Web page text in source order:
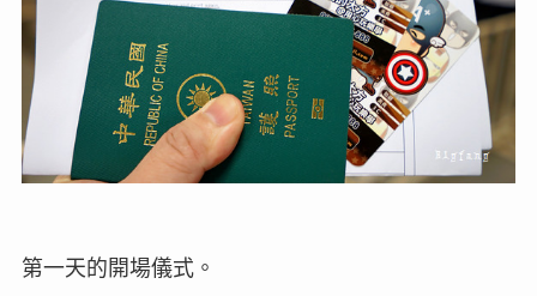
第一天的開場儀式。